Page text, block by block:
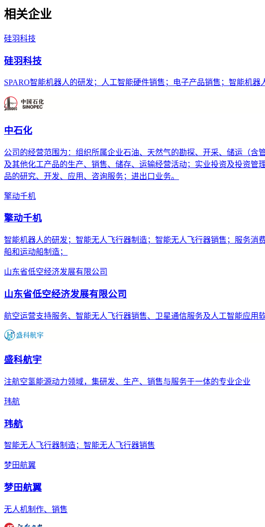
相关企业
硅羽科技
硅羽科技
SPARO智能机器人的研发；人工智能硬件销售；电子产品销售；智能机器
中石化
公司的经营范围为：组织所属企业石油、天然气的勘探、开采、储运（
及其他化工产品的生产、销售、储存、运输经营活动；实业投资及投资
品的研究、开发、应用、咨询服务；进出口业务。
擎动千机
擎动千机
智能机器人的研发；智能无人飞行器制造；智能无人飞行器销售；服务
船和运动船制造；
山东省低空经济发展有限公司
山东省低空经济发展有限公司
航空运营支持服务、智能无人飞行器销售、卫星通信服务及人工智能应用
盛科航宇
注航空氢能源动力领域，集研发、生产、销售与服务于一体的专业企业
玮航
玮航
智能无人飞行器制造；智能无人飞行器销售
梦田航翼
梦田航翼
无人机制作、销售